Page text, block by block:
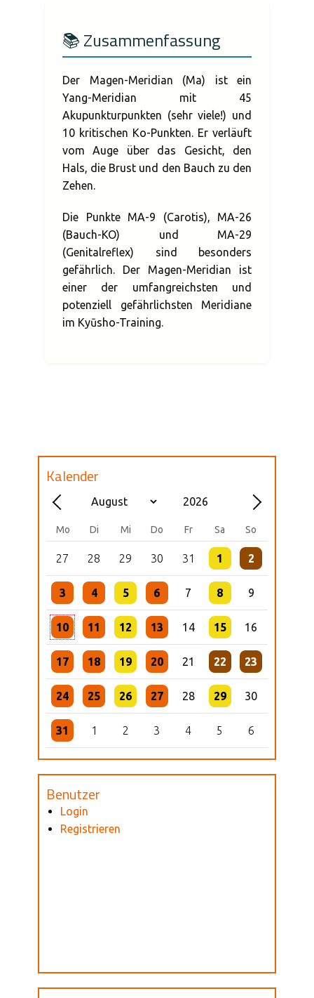
📚 Zusammenfassung
Der Magen-Meridian (Ma) ist ein
Yang-Meridian mit 45
Akupunkturpunkten (sehr viele!) und
10 kritischen Ko-Punkten. Er verläuft
vom Auge über das Gesicht, den
Hals, die Brust und den Bauch zu den
Zehen.
Die Punkte MA-9 (Carotis), MA-26
(Bauch-KO) und MA-29
(Genitalreflex) sind besonders
gefährlich. Der Magen-Meridian ist
einer der umfangreichsten und
potenziell gefährlichsten Meridiane
im Kyūsho-Training.
Kalender
Mo Di Mi Do Fr Sa So
27 28 29 30 31 1 2
3 4 5 6 7 8 9
10 11 12 13 14 15 16
17 18 19 20 21 22 23
24 25 26 27 28 29 30
31 1 2 3 4 5 6
Benutzer
Login
Registrieren